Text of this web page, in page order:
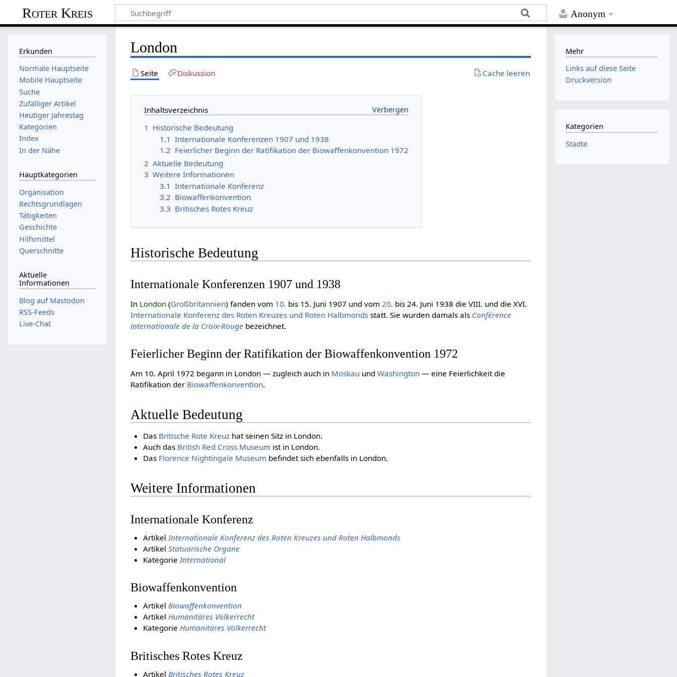
Anonym
Roter Kreis
London
Seite Diskussion Cache leeren
Inhaltsverzeichnis
1 Historische Bedeutung
1.1 Internationale Konferenzen 1907 und 1938
1.2 Feierlicher Beginn der Ratifikation der Biowaffenkonvention 1972
2 Aktuelle Bedeutung
3 Weitere Informationen
3.1 Internationale Konferenz
3.2 Biowaffenkonvention
3.3 Britisches Rotes Kreuz
Historische Bedeutung
Internationale Konferenzen 1907 und 1938
In London (Großbritannien) fanden vom 10. bis 15. Juni 1907 und vom 20. bis 24. Juni 1938 die VIII. und die XVI.
Internationale Konferenz des Roten Kreuzes und Roten Halbmonds statt. Sie wurden damals als Conférence
internationale de la Croix-Rouge bezeichnet.
Feierlicher Beginn der Ratifikation der Biowaffenkonvention 1972
Am 10. April 1972 begann in London — zugleich auch in Moskau undWashington — eine Feierlichkeit die
Ratifikation der Biowaffenkonvention.
Aktuelle Bedeutung
Das Britische Rote Kreuzhat seinen Sitz in London.
Auch das British Red Cross Museum ist in London.
Das Florence Nightingale Museum befindet sich ebenfalls in London.
Weitere Informationen
Internationale Konferenz
Artikel Internationale Konferenz des Roten Kreuzes und Roten Halbmonds
Artikel Statuarische Organe
Kategorie International
Biowaffenkonvention
Artikel Biowaffenkonvention
Artikel Humanitäres Völkerrecht
Kategorie Humanitäres Völkerrecht
Britisches Rotes Kreuz
Artikel Britisches Rotes Kreuz
Erkunden
Normale Hauptseite
Mobile Hauptseite
Suche
Zufälliger Artikel
Heutiger Jahrestag
Kategorien
Index
In der Nähe
Hauptkategorien
Organisation
Rechtsgrundlagen
Tätigkeiten
Geschichte
Hilfsmittel
Querschnitte
Aktuelle
Informationen
Blog auf Mastodon
RSS-Feeds
Live-Chat
Mehr
Links auf diese Seite
Druckversion
Kategorien
Städte